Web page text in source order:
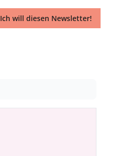
Ich will diesen Newsletter!